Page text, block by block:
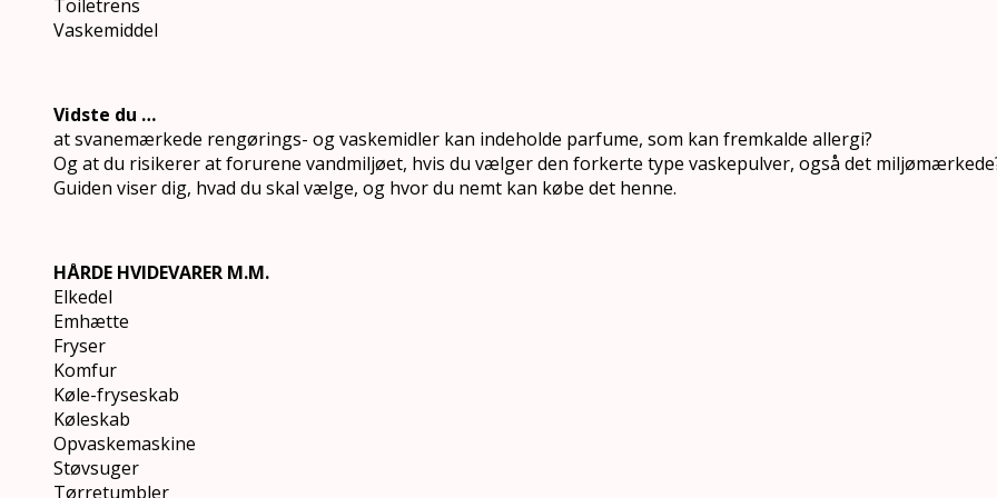
Toiletrens
Vaskemiddel
Vidste du …
at svanemærkede rengørings- og vaskemidler kan indeholde parfume, som kan fremkalde allergi?
Og at du risikerer at forurene vandmiljøet, hvis du vælger den forkerte type vaskepulver, også det
Guiden viser dig, hvad du skal vælge, og hvor du nemt kan købe det henne.
HÅRDE HVIDEVARER M.M.
Elkedel
Emhætte
Fryser
Komfur
Køle-fryseskab
Køleskab
Opvaskemaskine
Støvsuger
Tørretumbler